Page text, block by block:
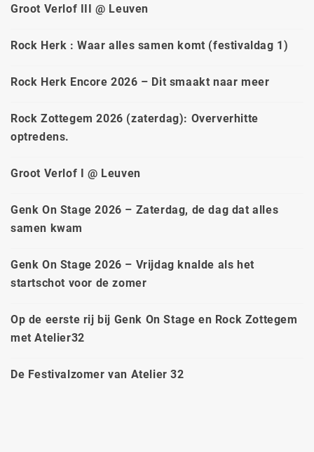
Groot Verlof III @ Leuven
Rock Herk : Waar alles samen komt (festivaldag 1)
Rock Herk Encore 2026 – Dit smaakt naar meer
Rock Zottegem 2026 (zaterdag): Oververhitte
optredens.
Groot Verlof I @ Leuven
Genk On Stage 2026 – Zaterdag, de dag dat alles
samen kwam
Genk On Stage 2026 – Vrijdag knalde als het
startschot voor de zomer
Op de eerste rij bij Genk On Stage en Rock Zottegem
met Atelier32
De Festivalzomer van Atelier 32